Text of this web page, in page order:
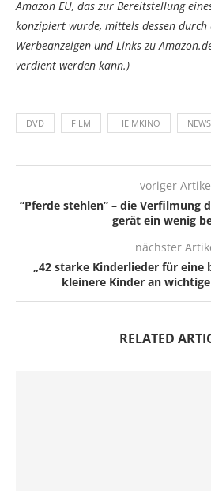
Amazon EU, das zur Bereitstellung
konzipiert wurde, mittels dessen
Werbeanzeigen und Links zu
verdient werden kann.)
DVD FILM HEIMKINO NEWS
voriger
“Pferde stehlen” – die Verfilmung
gerät ein wenig
nächster
„42 starke Kinderlieder für eine
kleinere Kinder an
RELATED